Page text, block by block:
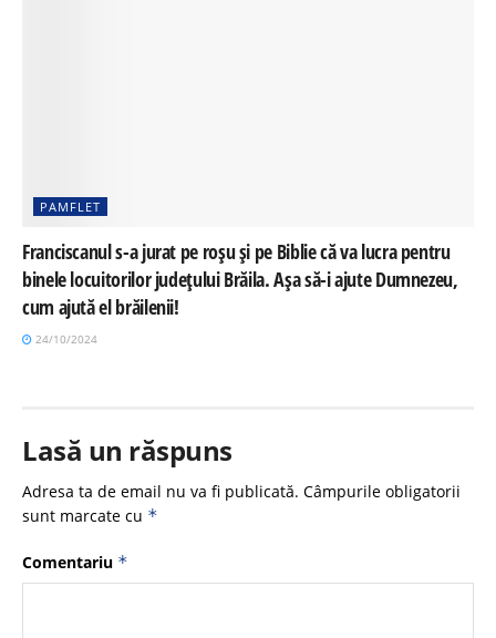
PAMFLET
Franciscanul s-a jurat pe roșu și pe Biblie că va lucra pentru
binele locuitorilor județului Brăila. Așa să-i ajute Dumnezeu,
cum ajută el brăilenii!
24/10/2024
Lasă un răspuns
Adresa ta de email nu va fi publicată. Câmpurile obligatorii
sunt marcate cu *
Comentariu *